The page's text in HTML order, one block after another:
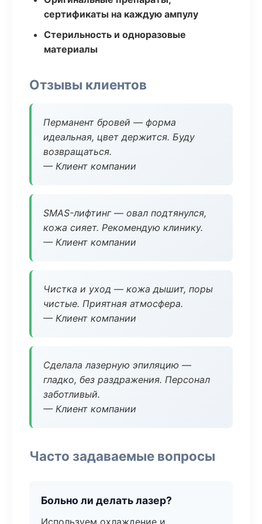
сертификаты на каждую ампулу
Стерильность и одноразовые
материалы
Отзывы клиентов
Перманент бровей — форма
идеальная, цвет держится. Буду
возвращаться.
— Клиент компании
SMAS-лифтинг — овал подтянулся,
кожа сияет. Рекомендую клинику.
— Клиент компании
Чистка и уход — кожа дышит, поры
чистые. Приятная атмосфера.
— Клиент компании
Сделала лазерную эпиляцию —
гладко, без раздражения. Персонал
заботливый.
— Клиент компании
Часто задаваемые вопросы
Больно ли делать лазер?
Используем охлаждение и